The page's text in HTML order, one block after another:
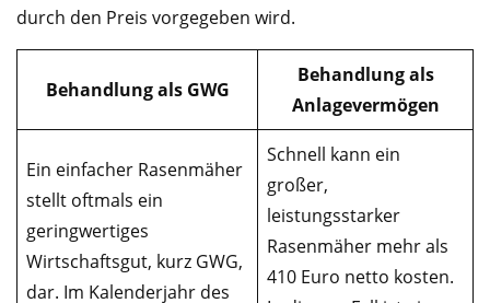
durch den Preis vorgegeben wird.
Behandlung als GWG
Behandlung als
Anlagevermögen
Ein einfacher Rasenmäher
stellt oftmals ein
geringwertiges
Wirtschaftsgut, kurz GWG,
dar. Im Kalenderjahr des
Schnell kann ein
großer,
leistungsstarker
Rasenmäher mehr als
410 Euro netto kosten.